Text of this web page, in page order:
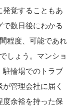
発覚することもあ
で数日後にわかる
程度、可能であれ
しょう。マンショ
駐輪場でのトラブ
管理会社に届く
度余裕を持った保